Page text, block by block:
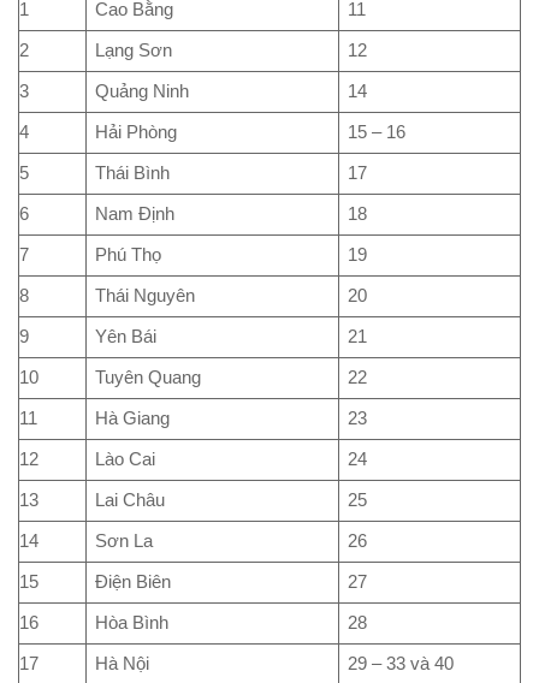
1 Cao Bằng 11
2 Lạng Sơn 12
3 Quảng Ninh 14
4 Hải Phòng 15 – 16
5 Thái Bình 17
6 Nam Định 18
7 Phú Thọ 19
8 Thái Nguyên 20
9 Yên Bái 21
10 Tuyên Quang 22
11 Hà Giang 23
12 Lào Cai 24
13 Lai Châu 25
14 Sơn La 26
15 Điện Biên 27
16 Hòa Bình 28
17 Hà Nội 29 – 33 và 40